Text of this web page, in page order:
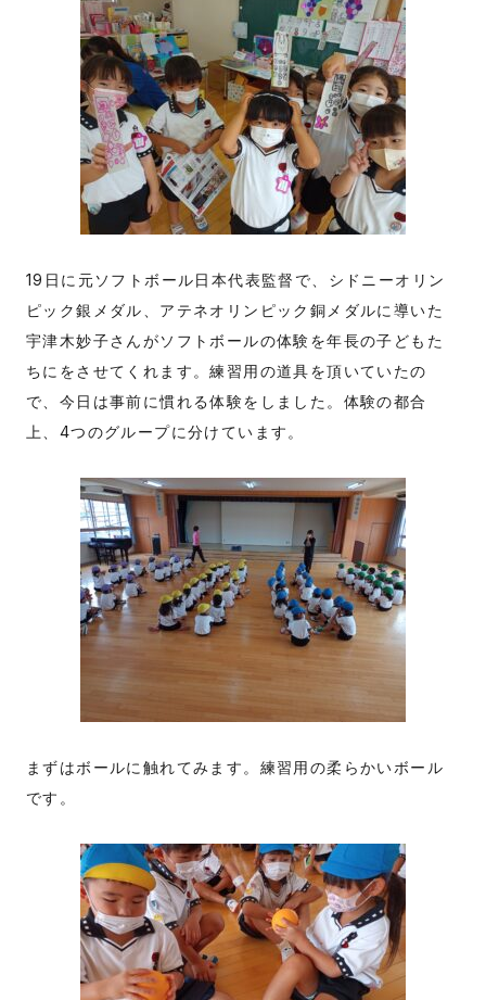
19日に元ソフトボール日本代表監督で、シドニーオリン
ピック銀メダル、アテネオリンピック銅メダルに導いた
宇津木妙子さんがソフトボールの体験を年長の子どもた
ちにをさせてくれます。練習用の道具を頂いていたの
で、今日は事前に慣れる体験をしました。体験の都合
上、4つのグループに分けています。
まずはボールに触れてみます。練習用の柔らかいボール
です。